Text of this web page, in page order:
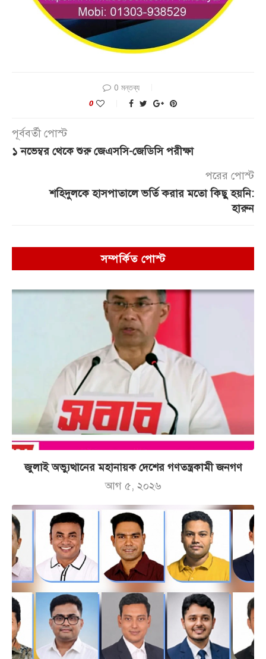
0 মন্তব্য
0
পূর্ববর্তী পোস্ট
১ নভেম্বর থেকে শুরু জেএসসি-জেডিসি পরীক্ষা
পরের পোস্ট
শহিদুলকে হাসপাতালে ভর্তি করার মতো কিছু হয়নি:
হারুন
সম্পর্কিত পোস্ট
জুলাই অভ্যুত্থানের মহানায়ক দেশের গণতন্ত্রকামী জনগণ
আগ ৫, ২০২৬